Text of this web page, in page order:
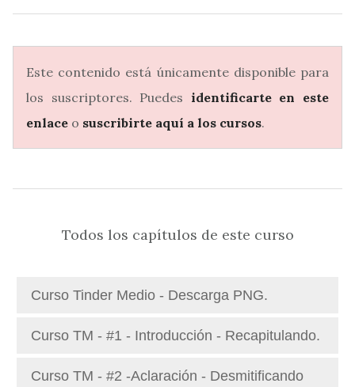
Este contenido está únicamente disponible para
los suscriptores. Puedes identificarte en este
enlace o suscribirte aquí a los cursos.
Todos los capítulos de este curso
Curso Tinder Medio - Descarga PNG.
Curso TM - #1 - Introducción - Recapitulando.
Curso TM - #2 -Aclaración - Desmitificando